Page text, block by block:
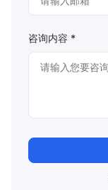
咨询内容 *